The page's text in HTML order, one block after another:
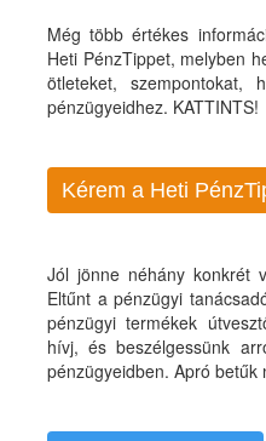
Még több értékes
Heti PénzTippet, melyben
ötleteket, szempontokat,
pénzügyeidhez. KATTINTS!
Kérem a Heti
Jól jönne néhány konkrét
Eltűnt a pénzügyi
pénzügyi termékek
hívj, és beszélgessünk
pénzügyeidben. Apró betűk